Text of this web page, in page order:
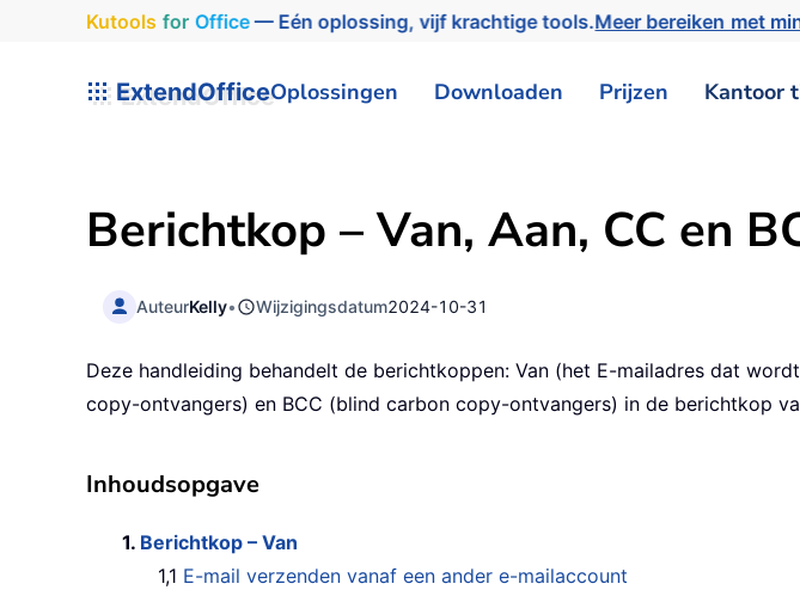
Kutools for Office— Eén oplossing, vijf krachtige tools.Meer bereiken met
ExtendOfficeOplossingen Downloaden Prijzen Kantoor
Berichtkop – Van, Aan, CC en
AuteurKelly• Wijzigingsdatum2024-10-31
Deze handleiding behandelt de berichtkoppen: Van (het E-mailadres dat
copy-ontvangers) en BCC (blind carbon copy-ontvangers) in de berichtkop
Inhoudsopgave
1. Berichtkop – Van
1,1 E-mail verzenden vanaf een ander e-mailaccount